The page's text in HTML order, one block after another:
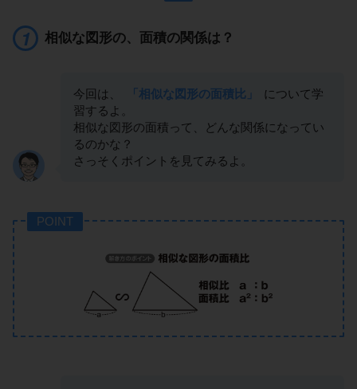
相似な図形の、面積の関係は？
今回は、 「相似な図形の面積比」
について学
習するよ。
相似な図形の面積って、どんな関係になってい
るのかな？
さっそくポイントを見てみるよ。
POINT